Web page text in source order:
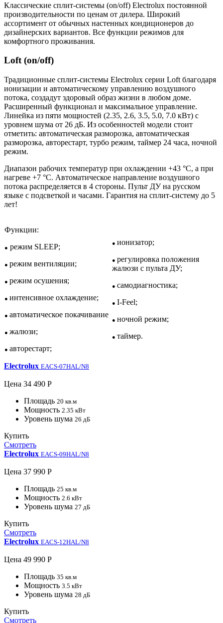
Классические сплит-системы (on/off) Electrolux постоянной
производительности по ценам от дилера. Широкий
ассортимент от обычных настенных кондиционеров до
дизайнерских вариантов. Все функции режимов для
комфортного проживания.
Loft (on/off)
Традиционные сплит-системы Electrolux серии Loft благодаря
ионизации и автоматическому управлению воздушного
потока, создадут здоровый образ жизни в любом доме.
Расширенный функционал и максимальное управление.
Линейка из пяти мощностей (2.35, 2.6, 3.5, 5.0, 7.0 кВт) с
уровнем шума от 26 дБ. Из особенностей модели стоит
отметить: автоматическая разморозка, автоматическая
разморозка, авторестарт, турбо режим, таймер 24 часа, ночной
режим.
Диапазон рабочих температур при охлаждении +43 °C, а при
нагреве +7 °C. Автоматическое направление воздушного
потока распределяется в 4 стороны. Пульт ДУ на русском
языке с подсветкой и часами. Гарантия на сплит-систему до 5
лет!
Функции:
● режим SLEEP;
● режим вентиляции;
● режим осушения;
● интенсивное охлаждение;
● автоматическое покачивание
● жалюзи;
● авторестарт;
● ионизатор;
● регулировка положения
жалюзи с пульта ДУ;
● самодиагностика;
● I-Feel;
● ночной режим;
● таймер.
Electrolux EACS-07HAL/N8
Цена 34 490 Р
Площадь 20 кв.м
Мощность 2.35 кВт
Уровень шума 26 дБ
Купить
Смотреть
Electrolux EACS-09HAL/N8
Цена 37 990 Р
Площадь 25 кв.м
Мощность 2.6 кВт
Уровень шума 27 дБ
Купить
Смотреть
Electrolux EACS-12HAL/N8
Цена 49 990 Р
Площадь 35 кв.м
Мощность 3.5 кВт
Уровень шума 28 дБ
Купить
Смотреть